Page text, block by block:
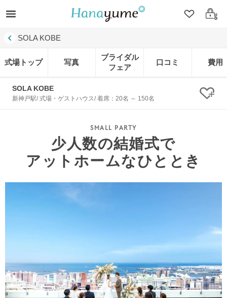
クリップ
ログ
SOLA KOBE
式場トップ 写真
ブライダル
フェア
口コミ 費用
SOLA KOBE
新神戸駅/ 式場・ゲストハウス/ 着席：20名 ～ 150名 ク
少人数の結婚式で
アットホームなひととき